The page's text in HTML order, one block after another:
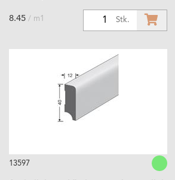
Stk.
8.45 / m1
13597